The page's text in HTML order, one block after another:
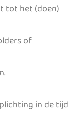
tot het (doen)
of
in de tijd